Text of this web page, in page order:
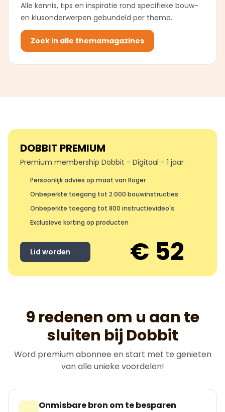
Alle kennis, tips en inspiratie rond specifieke bouw-
en klusonderwerpen gebundeld per thema.
Zoek in alle themamagazines
DOBBIT PREMIUM
Premium membership Dobbit - Digitaal - 1 jaar
Persoonlijk advies op maat van Roger
Onbeperkte toegang tot 2.000 bouwinstructies
Onbeperkte toegang tot 800 instructievideo's
Exclusieve korting op producten
Lid worden € 52
9 redenen om u aan te
sluiten bij Dobbit
Word premium abonnee en start met te genieten
van alle unieke voordelen!
Onmisbare bron om te besparen